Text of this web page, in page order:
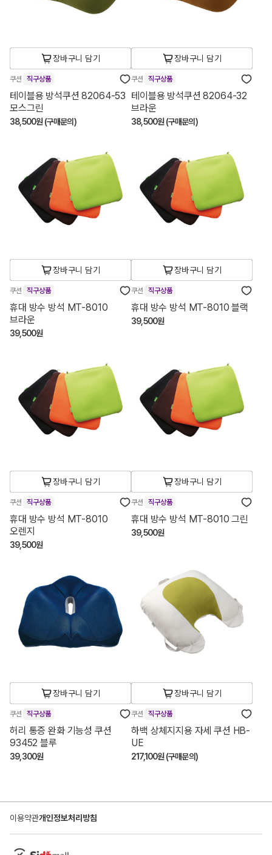
장바구니 담기
쿠션 직구상품
테이블용 방석쿠션 82064-53
모스그린
38,500원 (구매문의)
장바구니 담기
쿠션 직구상품
테이블용 방석쿠션 82064-32
브라운
38,500원 (구매문의)
장바구니 담기
쿠션 직구상품
휴대 방수 방석 MT-8010
브라운
39,500원
장바구니 담기
쿠션 직구상품
휴대 방수 방석 MT-8010 블랙
39,500원
장바구니 담기
쿠션 직구상품
휴대 방수 방석 MT-8010
오렌지
39,500원
장바구니 담기
쿠션 직구상품
휴대 방수 방석 MT-8010 그린
39,500원
장바구니 담기
쿠션 직구상품
허리 통증 완화 기능성 쿠션
93452 블루
39,300원
장바구니 담기
쿠션 직구상품
하백 상체지지용 자세 쿠션 HB-
UE
217,100원 (구매문의)
이용약관개인정보처리방침